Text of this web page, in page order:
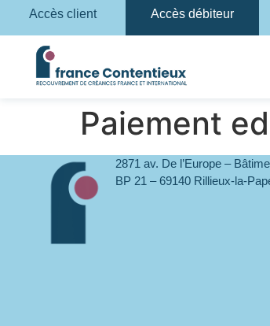
Accès client Accès débiteur
Paiement
2871 av. De l’Europe –
BP 21 – 69140 Rillieux-la-